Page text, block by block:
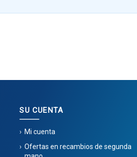
SU CUENTA
Mi cuenta
Ofertas en recambios de segunda